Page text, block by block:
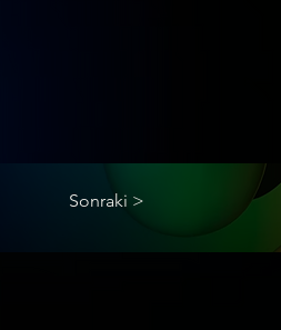
Sonraki >